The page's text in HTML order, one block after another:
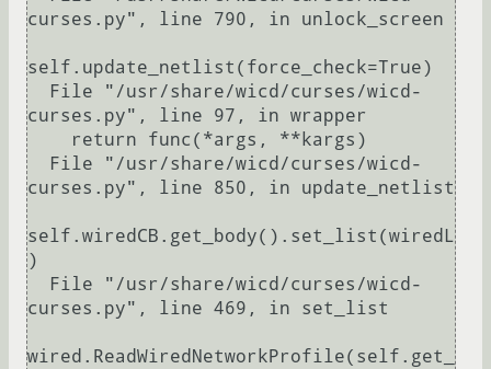
curses.py", line 790, in unlock_screen
self.update_netlist(force_check=True)
curses.py", line 97, in wrapper
curses.py", line 850, in update_netlist
self.wiredCB.get_body().set_list(wiredL
)
curses.py", line 469, in set_list
wired.ReadWiredNetworkProfile(self.get_